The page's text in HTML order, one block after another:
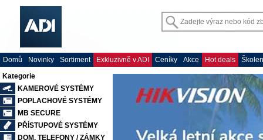
Domů Novinky Sortiment Exkluzivně v ADI Ceníky Akce Hot deals
Kategorie
KAMEROVÉ SYSTÉMY
POPLACHOVÉ SYSTÉMY
MB SECURE
PŘÍSTUPOVÉ SYSTÉMY
DOM. TELEFONY / ZÁMKY